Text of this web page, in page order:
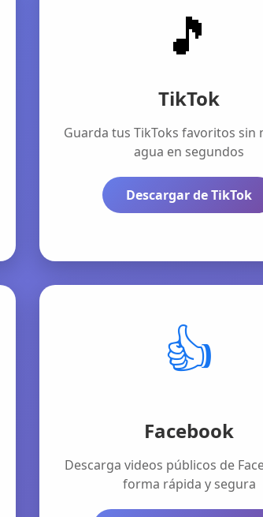
🎵
TikTok
Guarda tus TikToks favoritos sin
agua en segundos
Descargar de TikTok
👍
Facebook
Descarga videos públicos de
forma rápida y segura